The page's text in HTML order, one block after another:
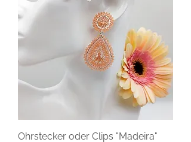
Ohrstecker oder Clips "Madeira"